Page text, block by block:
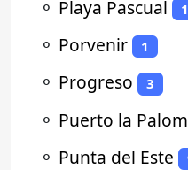
⚬ Playa Pascual 1
⚬ Porvenir 1
⚬ Progreso 3
⚬ Puerto la
⚬ Punta del Este